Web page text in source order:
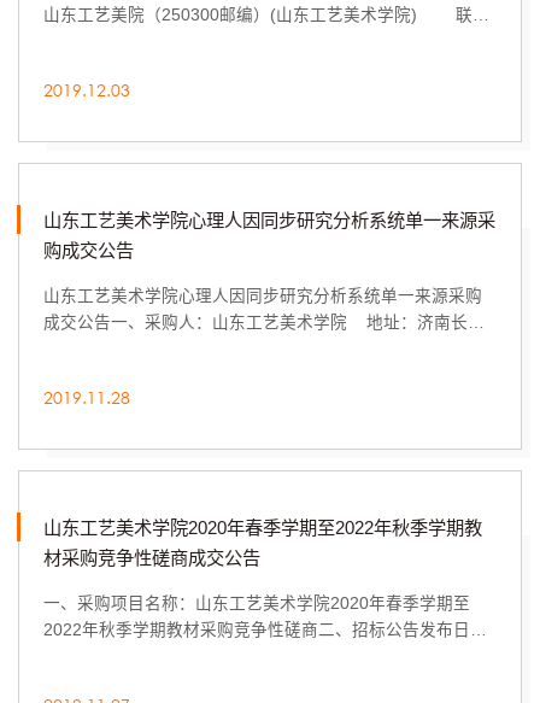
山东工艺美院（250300邮编）(山东工艺美术学院) 联系
2019.12.03
山东工艺美术学院心理人因同步研究分析系统单一来源采
购成交公告
山东工艺美术学院心理人因同步研究分析系统单一来源采购
成交公告一、采购人：山东工艺美术学院 地址：济南长清
2019.11.28
山东工艺美术学院2020年春季学期至2022年秋季学期教
材采购竞争性磋商成交公告
一、采购项目名称：山东工艺美术学院2020年春季学期至
2022年秋季学期教材采购竞争性磋商二、招标公告发布日